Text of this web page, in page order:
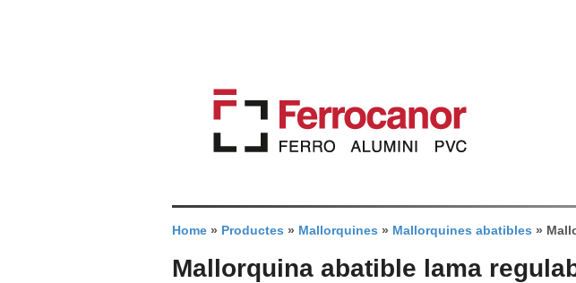
Home » Productes » Mallorquines » Mallorquines abatibles »
Mallorquina abatible lama